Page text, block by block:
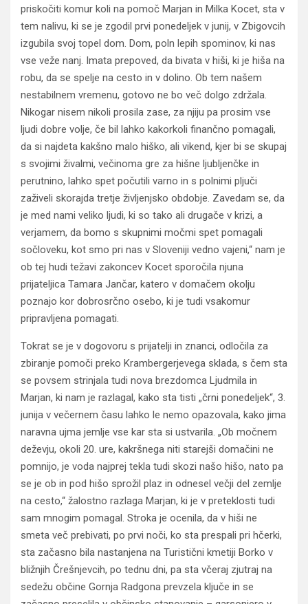
priskočiti komur koli na pomoč Marjan in Milka Kocet, sta v
tem nalivu, ki se je zgodil prvi ponedeljek v junij, v Zbigovcih
izgubila svoj topel dom. Dom, poln lepih spominov, ki nas
vse veže nanj. Imata prepoved, da bivata v hiši, ki je hiša na
robu, da se spelje na cesto in v dolino. Ob tem našem
nestabilnem vremenu, gotovo ne bo več dolgo zdržala.
Nikogar nisem nikoli prosila zase, za njiju pa prosim vse
ljudi dobre volje, če bil lahko kakorkoli finančno pomagali,
da si najdeta kakšno malo hiško, ali vikend, kjer bi se skupaj
s svojimi živalmi, večinoma gre za hišne ljubljenčke in
perutnino, lahko spet počutili varno in s polnimi pljuči
zaživeli skorajda tretje življenjsko obdobje. Zavedam se, da
je med nami veliko ljudi, ki so tako ali drugače v krizi, a
verjamem, da bomo s skupnimi močmi spet pomagali
sočloveku, kot smo pri nas v Sloveniji vedno vajeni,“ nam je
ob tej hudi težavi zakoncev Kocet sporočila njuna
prijateljica Tamara Jančar, katero v domačem okolju
poznajo kor dobrosrčno osebo, ki je tudi vsakomur
pripravljena pomagati.
Tokrat se je v dogovoru s prijatelji in znanci, odločila za
zbiranje pomoči preko Krambergerjevega sklada, s čem sta
se povsem strinjala tudi nova brezdomca Ljudmila in
Marjan, ki nam je razlagal, kako sta tisti „črni ponedeljek“, 3.
junija v večernem času lahko le nemo opazovala, kako jima
naravna ujma jemlje vse kar sta si ustvarila. „Ob močnem
deževju, okoli 20. ure, kakršnega niti starejši domačini ne
pomnijo, je voda najprej tekla tudi skozi našo hišo, nato pa
se je ob in pod hišo sprožil plaz in odnesel večji del zemlje
na cesto,“ žalostno razlaga Marjan, ki je v preteklosti tudi
sam mnogim pomagal. Stroka je ocenila, da v hiši ne
smeta več prebivati, po prvi noči, ko sta prespali pri hčerki,
sta začasno bila nastanjena na Turistični kmetiji Borko v
bližnjih Črešnjevcih, po tednu dni, pa sta včeraj zjutraj na
sedežu občine Gornja Radgona prevzela ključe in se